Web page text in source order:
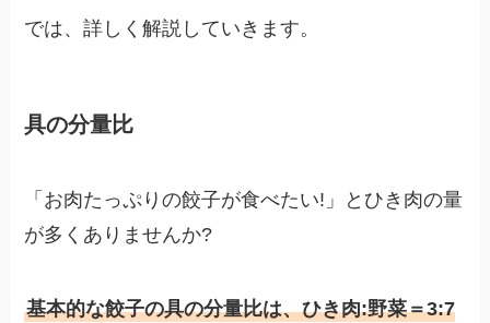
では、詳しく解説していきます。
具の分量比
「お肉たっぷりの餃子が食べたい!」とひき肉の量
が多くありませんか?
基本的な餃子の具の分量比は、ひき肉:野菜＝3:7